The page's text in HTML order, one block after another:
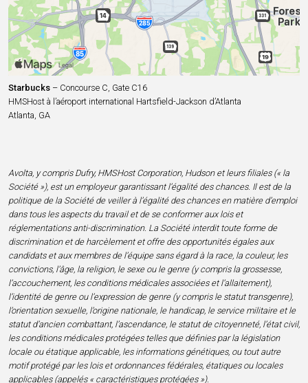
Starbucks – Concourse C, Gate C16
HMSHost à l’aéroport international Hartsfield-Jackson d’Atlanta
Atlanta, GA
Avolta, y compris Dufry, HMSHost Corporation, Hudson et leurs filiales (« la
Société »), est un employeur garantissant l’égalité des chances. Il est de la
politique de la Société de veiller à l’égalité des chances en matière d’emploi
dans tous les aspects du travail et de se conformer aux lois et
réglementations anti-discrimination. La Société interdit toute forme de
discrimination et de harcèlement et offre des opportunités égales aux
candidats et aux membres de l’équipe sans égard à la race, la couleur, les
convictions, l’âge, la religion, le sexe ou le genre (y compris la grossesse,
l’accouchement, les conditions médicales associées et l’allaitement),
l’identité de genre ou l’expression de genre (y compris le statut transgenre),
l’orientation sexuelle, l’origine nationale, le handicap, le service militaire et le
statut d’ancien combattant, l’ascendance, le statut de citoyenneté, l’état civil,
les conditions médicales protégées telles que définies par la législation
locale ou étatique applicable, les informations génétiques, ou tout autre
motif protégé par les lois et ordonnances fédérales, étatiques ou locales
applicables (appelés « caractéristiques protégées »).